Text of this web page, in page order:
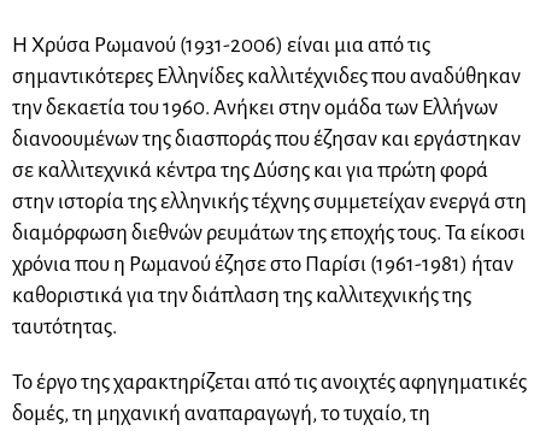
Η Χρύσα Ρωμανού (1931-2006) είναι μια από τις
σημαντικότερες Ελληνίδες καλλιτέχνιδες που αναδύθηκαν
την δεκαετία του 1960. Ανήκει στην ομάδα των Ελλήνων
διανοουμένων της διασποράς που έζησαν και εργάστηκαν
σε καλλιτεχνικά κέντρα της Δύσης και για πρώτη φορά
στην ιστορία της ελληνικής τέχνης συμμετείχαν ενεργά στη
διαμόρφωση διεθνών ρευμάτων της εποχής τους. Τα είκοσι
χρόνια που η Ρωμανού έζησε στο Παρίσι (1961-1981) ήταν
καθοριστικά για την διάπλαση της καλλιτεχνικής της
ταυτότητας.
Το έργο της χαρακτηρίζεται από τις ανοιχτές αφηγηματικές
δομές, τη μηχανική αναπαραγωγή, το τυχαίο, τη